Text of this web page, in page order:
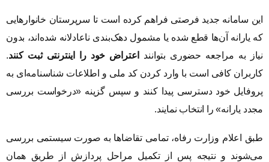
این سامانه جدید فرصتی فراهم کرده است تا سرپرستان خانوارهایی
که یارانه آن‌ها قطع شده یا مشمول دهک‌بندی ناعادلانه شده‌اند، بدون
نیاز به مراجعه حضوری بتوانند
اعتراض خود را اینترنتی ثبت کنند.
کاربران کافی است با وارد کردن کد ملی و اطلاعات شناسنامه‌ای به
پروفایل خود دسترسی پیدا کنند و سپس گزینه «درخواست بررسی
مجدد یارانه» را انتخاب نمایند.
طبق اعلام وزارت رفاه، تمامی تقاضاها به صورت سیستمی بررسی
می‌شوند و نتیجه پس از تکمیل مراحل پردازش از طریق همان